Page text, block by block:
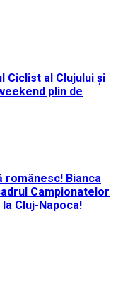
Ciclist al Clujului și
plin de
românesc! Bianca
Campionatelor
Cluj-Napoca!